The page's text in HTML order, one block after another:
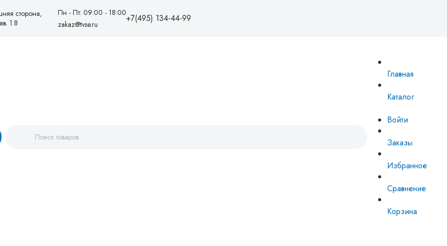
сторона,
1.8
Пн - Пт: 09:00 - 18:00
zakaz@tvse.ru
+7(495) 134-44-99
Главная
Каталог
Войти
Заказы
Избранное
Сравнение
Корзина